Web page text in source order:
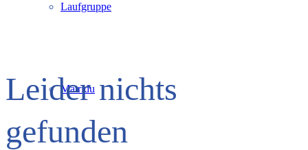
Laufgruppe
Matridu
Leider nichts
gefunden